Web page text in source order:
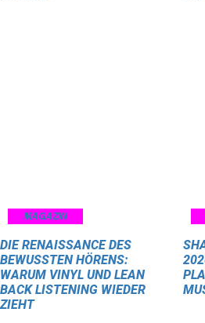
MAGAZIN
DIE RENAISSANCE DES
BEWUSSTEN HÖRENS:
WARUM VINYL UND LEAN
BACK LISTENING WIEDER
ZIEHT